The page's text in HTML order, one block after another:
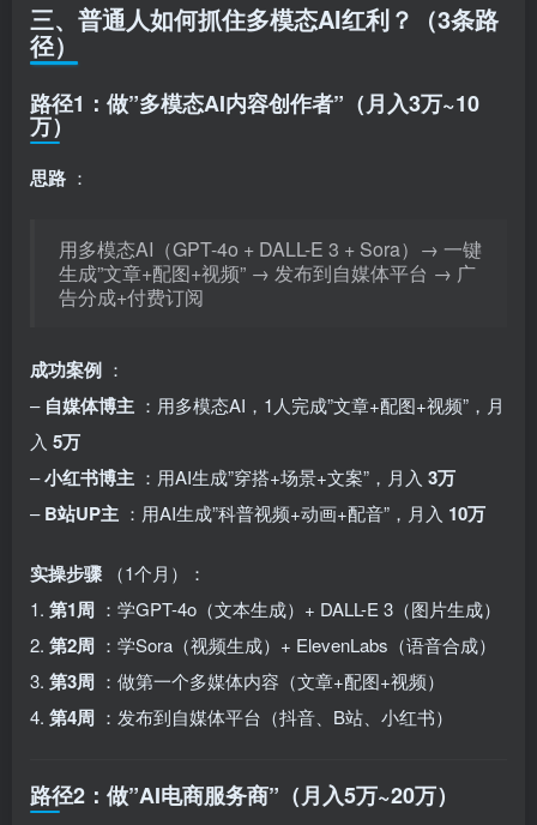
三、普通人如何抓住多模态AI红利？（3条路
径）
路径1：做”多模态AI内容创作者”（月入3万~10
万）
思路 ：
用多模态AI（GPT-4o + DALL-E 3 + Sora）→ 一键
生成”文章+配图+视频” → 发布到自媒体平台 → 广
告分成+付费订阅
成功案例 ：
– 自媒体博主 ：用多模态AI，1人完成”文章+配图+视频”，月
入 5万
–小红书博主 ：用AI生成”穿搭+场景+文案”，月入 3万
–B站UP主 ：用AI生成”科普视频+动画+配音”，月入 10万
实操步骤
（1个月）：
1. 第1周 ：学GPT-4o（文本生成）+ DALL-E 3（图片生成）
2. 第2周 ：学Sora（视频生成）+ ElevenLabs（语音合成）
3. 第3周 ：做第一个多媒体内容（文章+配图+视频）
4. 第4周 ：发布到自媒体平台（抖音、B站、小红书）
路径2：做”AI电商服务商”（月入5万~20万）